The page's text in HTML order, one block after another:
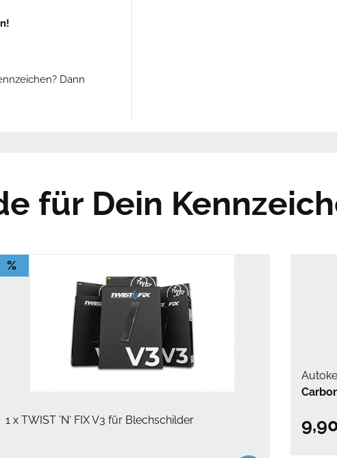
Dann
für Dein
%
1 x TWIST ’N‘ FIX V3 für Blechschilder